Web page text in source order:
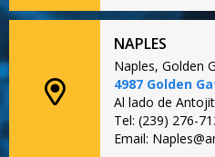
NAPLES
Naples, Golden
4987 Golden
Al lado de
Tel: (239) 276-
Email: